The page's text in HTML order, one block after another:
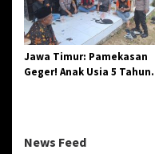
Jawa Timur: Pamekasan
Geger! Anak Usia 5 Tahun
News Feed